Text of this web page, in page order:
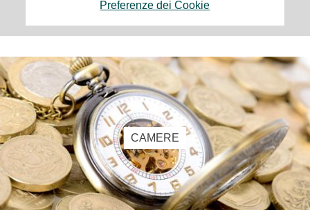
Preferenze dei Cookie
CAMERE